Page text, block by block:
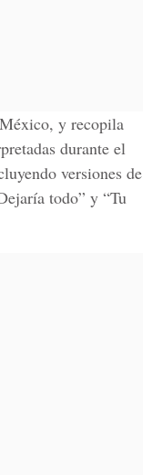
y recopila
durante el
versiones de
todo” y “Tu